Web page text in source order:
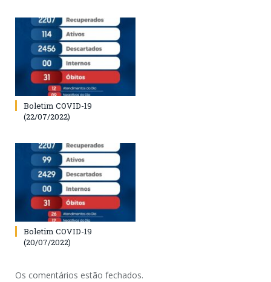
Boletim COVID-19
(22/07/2022)
Boletim COVID-19
(20/07/2022)
Os comentários estão fechados.